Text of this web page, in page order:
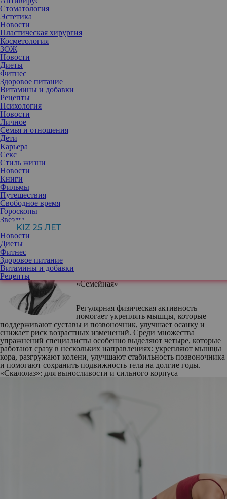
Стоматология
Эстетика
Новости
Пластическая хирургия
Косметология
ЗОЖ
Новости
Диеты
Фитнес
Здоровое питание
Витамины и добавки
Рецепты
Психология
Новости
Личное
Семья и отношения
Дети
Карьера
Секс
Стиль жизни
Новости
Книги
Фильмы
Путешествия
Свободное время
Гороскопы
Звезды
KIZ 25 ЛЕТ
Новости
Диеты
Фитнес
Здоровое питание
Витамины и добавки
Рецепты
Боль в спине, хруст в коленях и ощущение скованности после
рабочего дня знакомы многим. Особенно если большую часть
времени приходится проводить за компьютером или, наоборот,
на ногах. Делимся простыми упражнениями, не требующими
специального оборудования.
«Семейная»
Регулярная физическая активность
помогает укреплять мышцы, которые
поддерживают суставы и позвоночник, улучшает осанку и
снижает риск возрастных изменений. Среди множества
упражнений специалисты особенно выделяют четыре, которые
работают сразу в нескольких направлениях: укрепляют мышцы
кора, разгружают колени, улучшают стабильность позвоночника
и помогают сохранить подвижность тела на долгие годы.
«Скалолаз»: для выносливости и сильного корпуса